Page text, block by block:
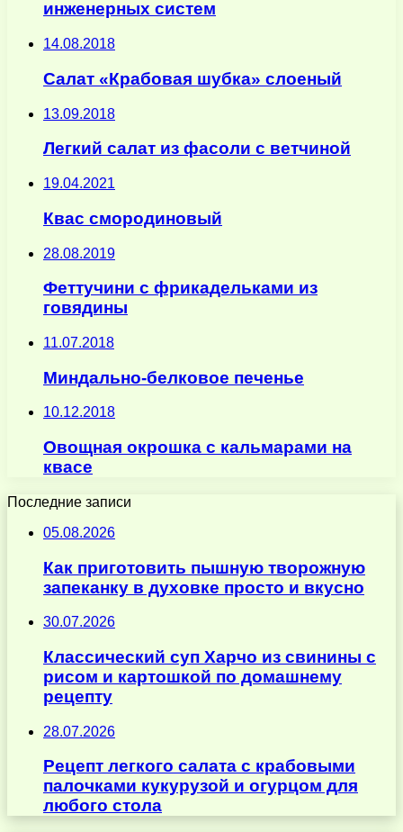
инженерных систем
14.08.2018
Салат «Крабовая шубка» слоеный
13.09.2018
Легкий салат из фасоли с ветчиной
19.04.2021
Квас смородиновый
28.08.2019
Феттучини с фрикадельками из
говядины
11.07.2018
Миндально-белковое печенье
10.12.2018
Овощная окрошка с кальмарами на
квасе
Последние записи
05.08.2026
Как приготовить пышную творожную
запеканку в духовке просто и вкусно
30.07.2026
Классический суп Харчо из свинины с
рисом и картошкой по домашнему
рецепту
28.07.2026
Рецепт легкого салата с крабовыми
палочками кукурузой и огурцом для
любого стола